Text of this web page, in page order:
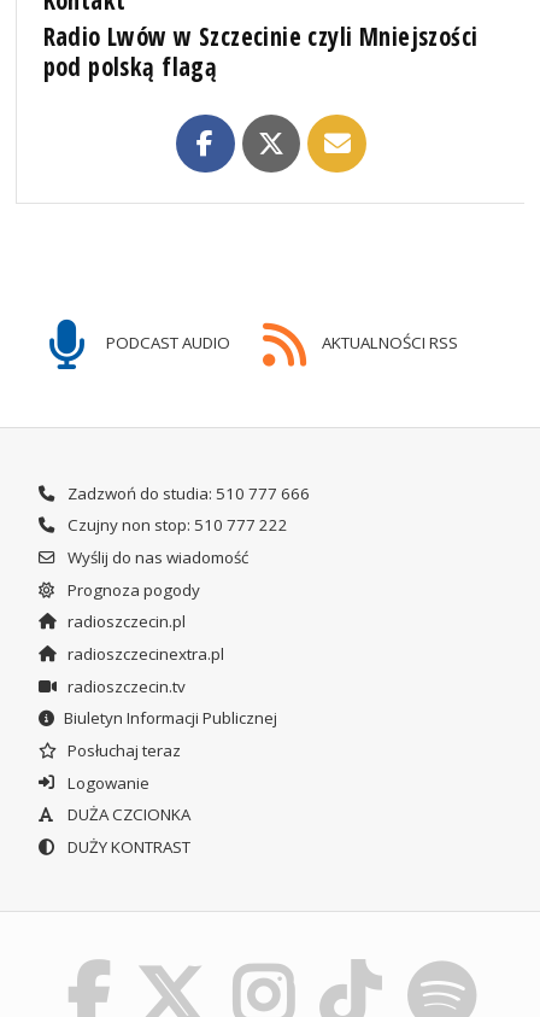
Radio Lwów w Szczecinie czyli Mniejszości
pod polską flagą
PODCAST AUDIO AKTUALNOŚCI RSS
Zadzwoń do studia: 510 777 666
Czujny non stop: 510 777 222
Wyślij do nas wiadomość
Prognoza pogody
radioszczecin.pl
radioszczecinextra.pl
radioszczecin.tv
Biuletyn Informacji Publicznej
Posłuchaj teraz
Logowanie
DUŻA CZCIONKA
DUŻY KONTRAST